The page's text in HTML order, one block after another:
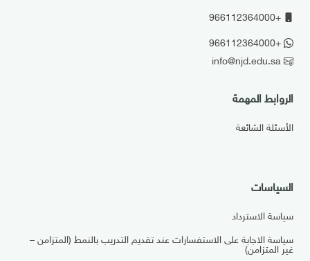
+966112364000
+966112364000
info@njd.edu.sa
الروابط المهمة
الأسئلة الشائعة
السياسات
سياسة الاسترداد
سياسة الاجابة على الاستفسارات عند تقديم التدريب بالنمط (المتزامن –
غير المتزامن)